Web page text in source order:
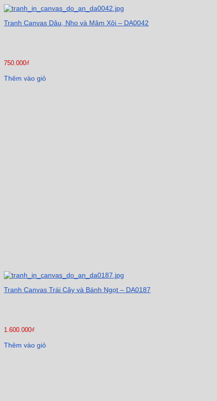
Tranh Canvas Dâu, Nho và Mâm Xôi – DA0042
750.000₫
Thêm vào giỏ
Tranh Canvas Trái Cây và Bánh Ngọt – DA0187
1.600.000₫
Thêm vào giỏ